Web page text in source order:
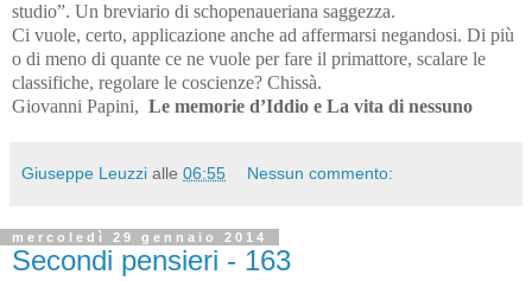
studio”. Un breviario di schopenaueriana saggezza.
Ci vuole, certo, applicazione anche ad affermarsi negandosi. Di più
o di meno di quante ce ne vuole per fare il primattore, scalare le
classifiche, regolare le coscienze? Chissà.
Giovanni Papini, Le memorie d’Iddio e La vita di nessuno
Giuseppe Leuzzi alle 06:55 Nessun commento:
mercoledì 29 gennaio 2014
Secondi pensieri - 163